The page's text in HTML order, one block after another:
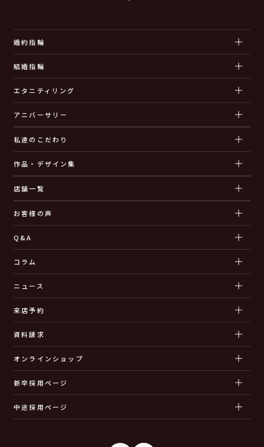
婚約指輪
結婚指輪
エタニティリング
アニバーサリー
私達のこだわり
作品・デザイン集
店舗一覧
お客様の声
Q&A
コラム
ニュース
来店予約
資料請求
オンラインショップ
新卒採用ページ
中途採用ページ